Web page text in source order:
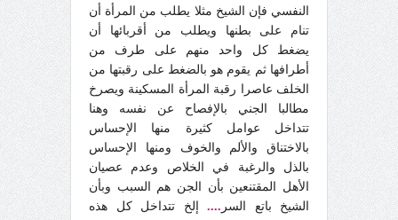
النفسي فإن الشيخ مثلا يطلب من المرأة أن
تنام على بطنها ويطلب من أقربائها أن
يضغط كل واحد منهم على طرف من
أطرافها ثم يقوم هو بالضغط على رقبتها من
الخلف عاصرا رقبة المرأة المسكينة ويصرخ
مطالبا الجني بالإفصاح عن نفسه وهنا
تتداخل عوامل كثيرة منها الإحساس
بالاختناق والألم والخوف ومنها الإحساس
بالذل والرغبة في الخلاص وعدم عصيان
الأهل المقتنعين بأن الجن هم السبب وبأن
الشيخ باتع السر .... إلخ تتداخل كل هذه